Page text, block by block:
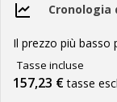
Cronologia
Il prezzo più basso
Tasse incluse
157,23 €tasse